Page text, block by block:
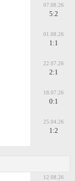
07.08.26
5:2
01.08.26
1:1
22.07.26
2:1
18.07.26
0:1
25.04.26
1:2
12.08.26